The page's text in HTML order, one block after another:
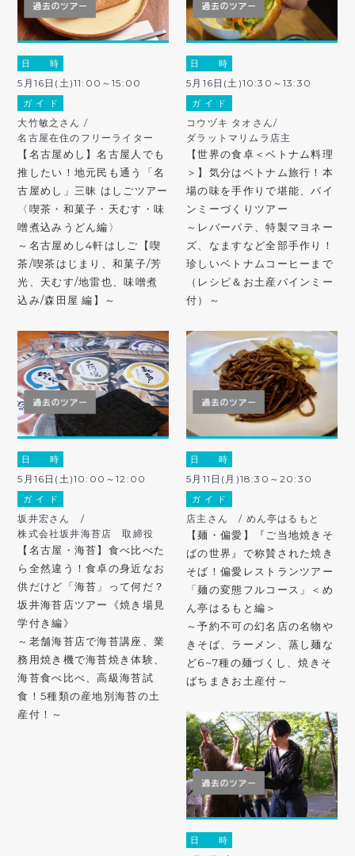
日 時
5月16日(土)11:00～15:00
ガ イ ド
大竹敏之さん /
名古屋在住のフリーライター
【名古屋めし】名古屋人でも
推したい！地元民も通う「名
古屋めし」三昧 はしごツアー
〈喫茶・和菓子・天むす・味
噌煮込みうどん編〉
～名古屋めし4軒はしご【喫
茶/喫茶はじまり、和菓子/芳
光、天むす/地雷也、味噌煮
込み/森田屋 編】～
日 時
5月16日(土)10:30～13:30
ガ イ ド
コウヅキ タオさん/
ダラットマリムラ店主
【世界の食卓＜ベトナム料理
＞】気分はベトナム旅行！本
場の味を手作りで堪能、バイ
ンミーづくりツアー
～レバーパテ、特製マヨネー
ズ、なますなど全部手作り！
珍しいベトナムコーヒーまで
（レシピ＆お土産バインミー
付）～
日 時
5月16日(土)10:00～12:00
ガ イ ド
坂井宏さん /
株式会社坂井海苔店 取締役
【名古屋・海苔】食べ比べた
ら全然違う！食卓の身近なお
供だけど「海苔」って何だ？
坂井海苔店ツアー《焼き場見
学付き編》
～老舗海苔店で海苔講座、業
務用焼き機で海苔焼き体験、
海苔食べ比べ、高級海苔試
食！5種類の産地別海苔の土
産付！～
日 時
5月11日(月)18:30～20:30
ガ イ ド
店主さん / めん亭はるもと
【麺・偏愛】『ご当地焼きそ
ばの世界』で称賛された焼き
そば！偏愛レストランツアー
「麺の変態フルコース」＜め
ん亭はるもと編＞
～予約不可の幻名店の名物や
きそば、ラーメン、蒸し麺な
ど6~7種の麺づくし、焼きそ
ばちまきお土産付～
日 時